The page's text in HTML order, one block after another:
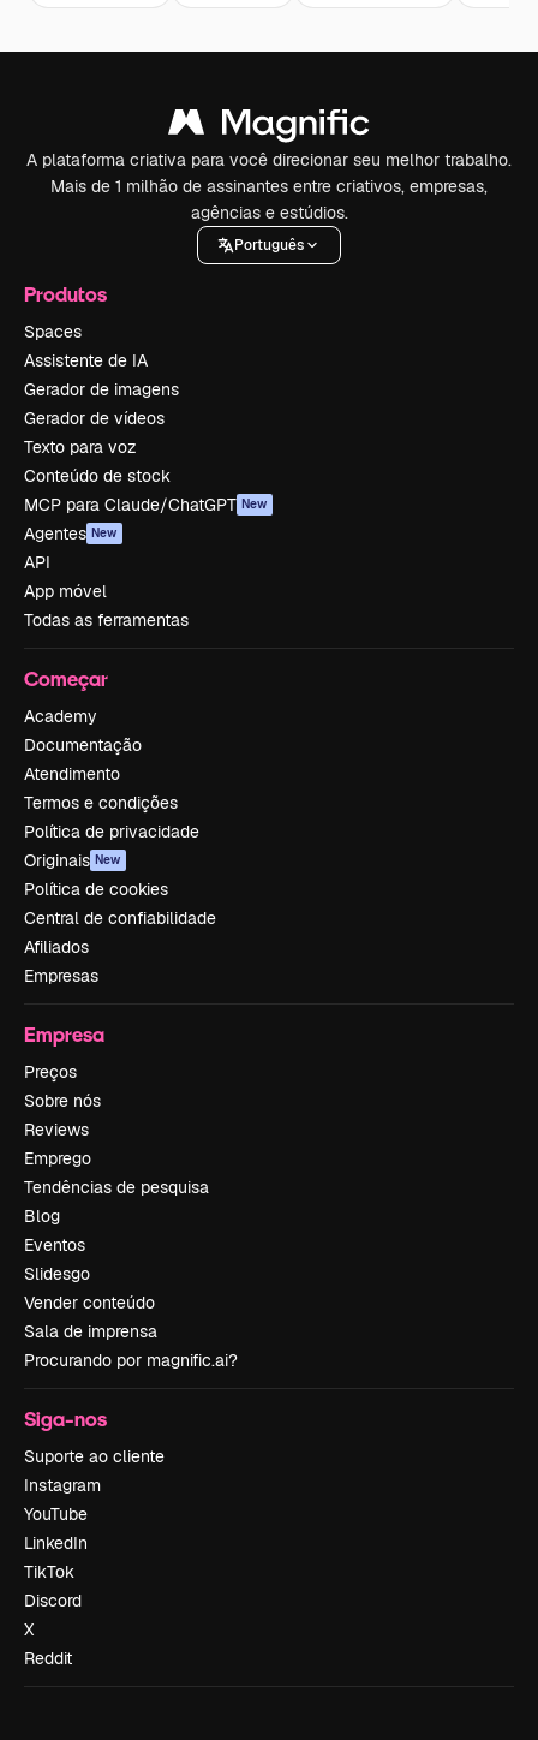
A plataforma criativa para você direcionar seu melhor trabalho.
Mais de 1 milhão de assinantes entre criativos, empresas,
agências e estúdios.
Português
Produtos
Spaces
Assistente de IA
Gerador de imagens
Gerador de vídeos
Texto para voz
Conteúdo de stock
MCP para Claude/ChatGPT New
Agentes New
API
App móvel
Todas as ferramentas
Começar
Academy
Documentação
Atendimento
Termos e condições
Política de privacidade
Originais New
Política de cookies
Central de confiabilidade
Afiliados
Empresas
Empresa
Preços
Sobre nós
Reviews
Emprego
Tendências de pesquisa
Blog
Eventos
Slidesgo
Vender conteúdo
Sala de imprensa
Procurando por magnific.ai?
Siga-nos
Suporte ao cliente
Instagram
YouTube
LinkedIn
TikTok
Discord
X
Reddit